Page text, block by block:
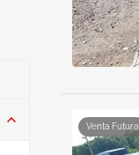
Venta Futura